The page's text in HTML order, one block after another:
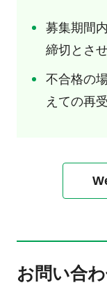
募集期間
締切とさ
不合格の
えての再
お問い合